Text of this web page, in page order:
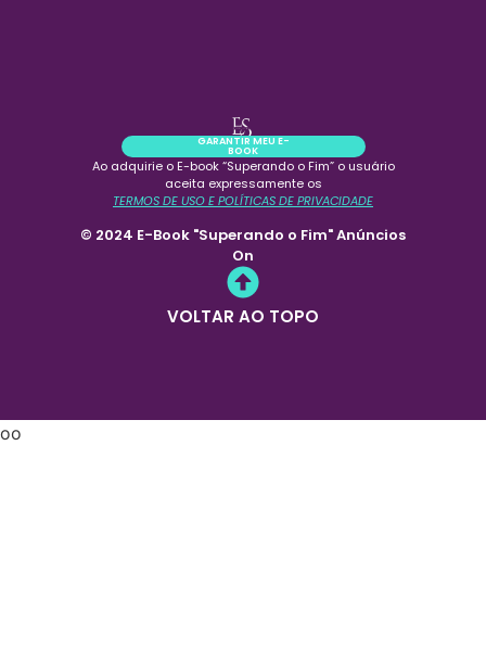
GARANTIR MEU E-
BOOK
Ao adquirie o E-book “Superando o Fim” o usuário
aceita expressamente os
TERMOS DE USO E POLÍTICAS DE PRIVACIDADE
© 2024 E-Book "Superando o Fim" Anúncios
On
VOLTAR AO TOPO
oo